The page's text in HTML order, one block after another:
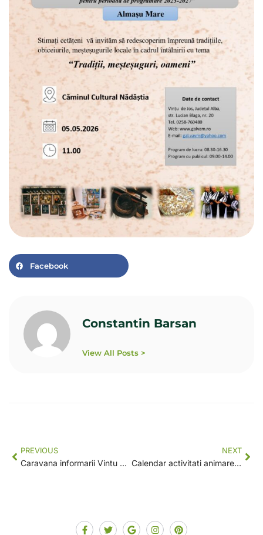
Facebook
Constantin Barsan
View All Posts >
PREVIOUS
Caravana informarii Vintu de jos
NEXT
Calendar activitati animare Anul 2 / Trim. III actualizat